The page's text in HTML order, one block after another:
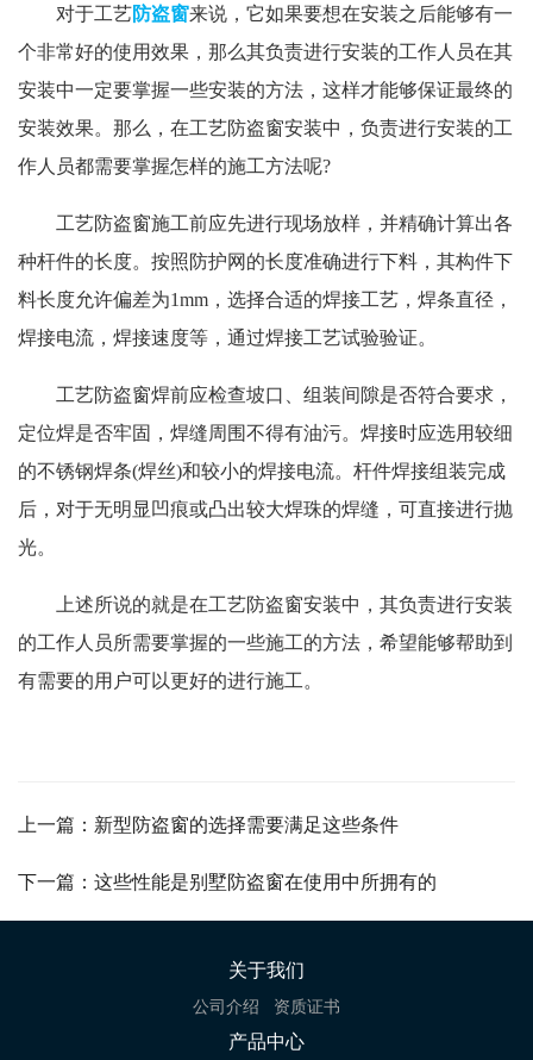
对于工艺防盗窗来说，它如果要想在安装之后能够有一
个非常好的使用效果，那么其负责进行安装的工作人员在其
安装中一定要掌握一些安装的方法，这样才能够保证最终的
安装效果。那么，在工艺防盗窗安装中，负责进行安装的工
作人员都需要掌握怎样的施工方法呢?
工艺防盗窗施工前应先进行现场放样，并精确计算出各
种杆件的长度。按照防护网的长度准确进行下料，其构件下
料长度允许偏差为1mm，选择合适的焊接工艺，焊条直径，
焊接电流，焊接速度等，通过焊接工艺试验验证。
工艺防盗窗焊前应检查坡口、组装间隙是否符合要求，
定位焊是否牢固，焊缝周围不得有油污。焊接时应选用较细
的不锈钢焊条(焊丝)和较小的焊接电流。杆件焊接组装完成
后，对于无明显凹痕或凸出较大焊珠的焊缝，可直接进行抛
光。
上述所说的就是在工艺防盗窗安装中，其负责进行安装
的工作人员所需要掌握的一些施工的方法，希望能够帮助到
有需要的用户可以更好的进行施工。
上一篇：新型防盗窗的选择需要满足这些条件
下一篇：这些性能是别墅防盗窗在使用中所拥有的
关于我们
公司介绍 资质证书
产品中心